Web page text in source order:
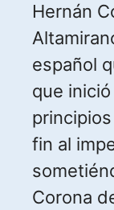
Hernán
español
que
fin al
Corona